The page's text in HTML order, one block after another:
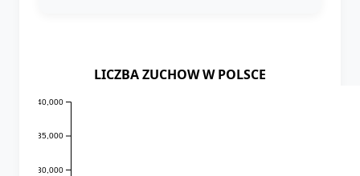
LICZBA ZUCHOW W POLSCE
30,000
35,000
40,000